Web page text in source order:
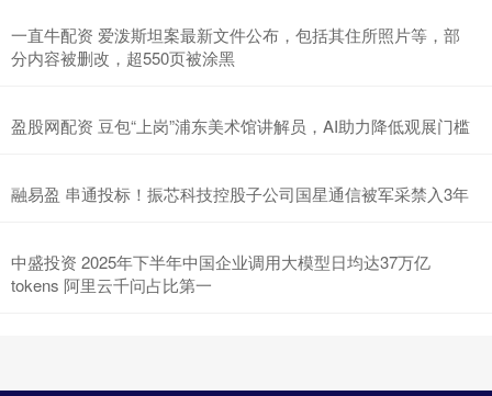
一直牛配资 爱泼斯坦案最新文件公布，包括其住所照片等，部
分内容被删改，超550页被涂黑
盈股网配资 豆包“上岗”浦东美术馆讲解员，AI助力降低观展门槛
融易盈 串通投标！振芯科技控股子公司国星通信被军采禁入3年
中盛投资 2025年下半年中国企业调用大模型日均达37万亿
tokens 阿里云千问占比第一